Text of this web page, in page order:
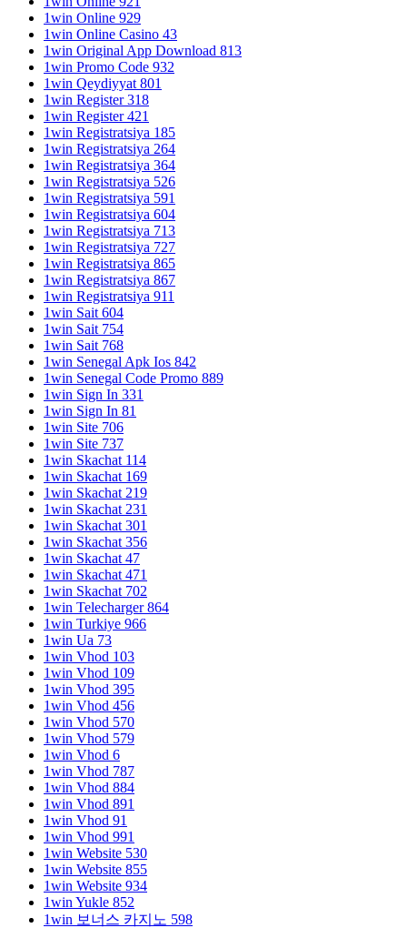
1win Online 929
1win Online Casino 43
1win Original App Download 813
1win Promo Code 932
1win Qeydiyyat 801
1win Register 318
1win Register 421
1win Registratsiya 185
1win Registratsiya 264
1win Registratsiya 364
1win Registratsiya 526
1win Registratsiya 591
1win Registratsiya 604
1win Registratsiya 713
1win Registratsiya 727
1win Registratsiya 865
1win Registratsiya 867
1win Registratsiya 911
1win Sait 604
1win Sait 754
1win Sait 768
1win Senegal Apk Ios 842
1win Senegal Code Promo 889
1win Sign In 331
1win Sign In 81
1win Site 706
1win Site 737
1win Skachat 114
1win Skachat 169
1win Skachat 219
1win Skachat 231
1win Skachat 301
1win Skachat 356
1win Skachat 47
1win Skachat 471
1win Skachat 702
1win Telecharger 864
1win Turkiye 966
1win Ua 73
1win Vhod 103
1win Vhod 109
1win Vhod 395
1win Vhod 456
1win Vhod 570
1win Vhod 579
1win Vhod 6
1win Vhod 787
1win Vhod 884
1win Vhod 891
1win Vhod 91
1win Vhod 991
1win Website 530
1win Website 855
1win Website 934
1win Yukle 852
1win 보너스 카지노 598